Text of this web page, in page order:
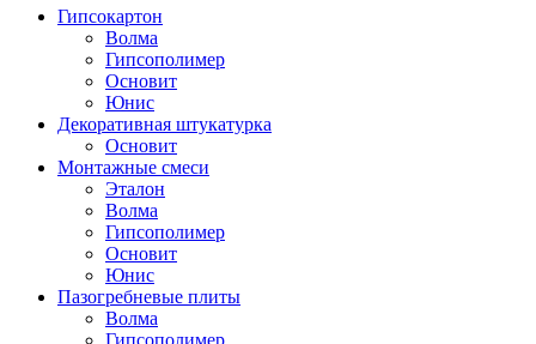
Гипсокартон
Волма
Гипсополимер
Основит
Юнис
Декоративная штукатурка
Основит
Монтажные смеси
Эталон
Волма
Гипсополимер
Основит
Юнис
Пазогребневые плиты
Волма
Гипсополимер